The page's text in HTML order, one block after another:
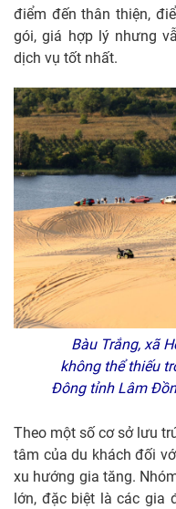
điểm đến thân thiện,
gói, giá hợp lý nhưng
dịch vụ tốt nhất.
Bàu Trắng, xã
không thể thiếu
Đông tỉnh Lâm
Theo một số cơ sở lưu
tâm của du khách đối
xu hướng gia tăng.
lớn, đặc biệt là các gia